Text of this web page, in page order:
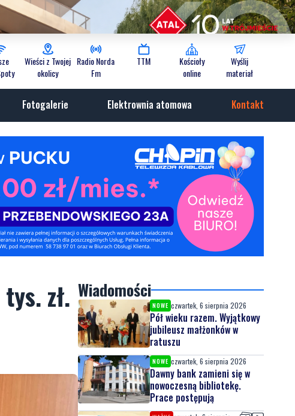
Wieści z Twojej
okolicy
Radio Norda
Fm
TTM
Kościoły
online
Wyślij
materiał
Fotogalerie Elektrownia atomowa Kontakt
zł. Wiadomości
NOWE czwartek, 6 sierpnia 2026
Pół wieku razem. Wyjątkowy
jubileusz małżonków w
ratuszu
NOWE czwartek, 6 sierpnia 2026
Dawny bank zamieni się w
nowoczesną bibliotekę.
Prace postępują